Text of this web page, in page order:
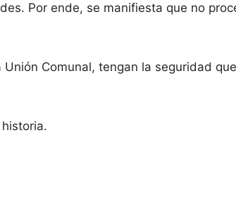
Por ende, se manifiesta que no
Comunal, tengan la seguridad